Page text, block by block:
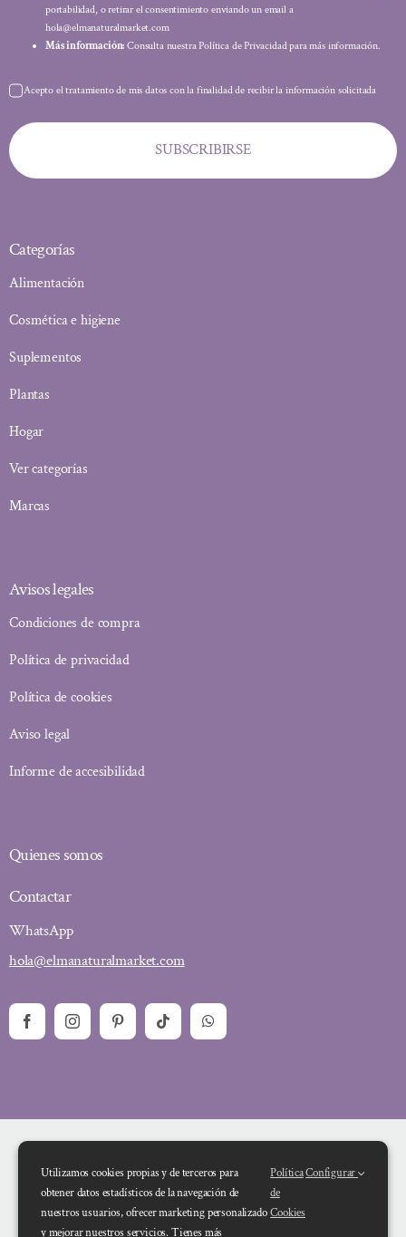
portabilidad, o retirar el consentimiento enviando un email a
hola@elmanaturalmarket.com
Más información: Consulta nuestra Política de Privacidad para más información.
Acepto el tratamiento de mis datos con la finalidad de recibir la información solicitada
SUBSCRIBIRSE
Categorías
Alimentación
Cosmética e higiene
Suplementos
Plantas
Hogar
Ver categorías
Marcas
Avisos legales
Condiciones de compra
Política de privacidad
Política de cookies
Aviso legal
Informe de accesibilidad
Quienes somos
Contactar
WhatsApp
hola@elmanaturalmarket.com
Utilizamos cookies propias y de terceros para
obtener datos estadísticos de la navegación de
nuestros usuarios, ofrecer marketing personalizado
y mejorar nuestros servicios. Tienes más
Política
de
Cookies
Configurar